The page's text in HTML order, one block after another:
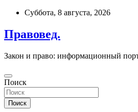
Перейти
содержимому
Суббота, 8 августа, 2026
Правовед.
Закон и право: информационный
Поиск
Поиск